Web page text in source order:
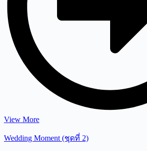
View More
Wedding Moment (ชุดที่ 2)